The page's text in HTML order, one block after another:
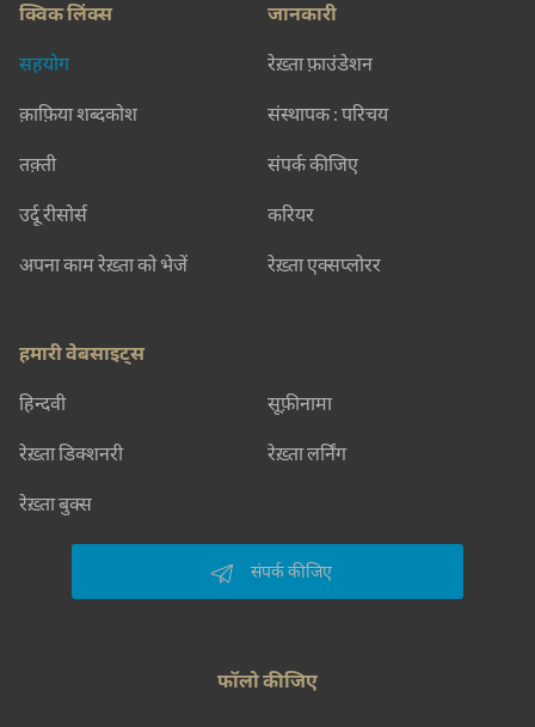
क्विक लिंक्स
सहयोग
क़ाफ़िया शब्दकोश
तक़्ती
उर्दू रीसोर्स
अपना काम रेख़्ता को भेजें
जानकारी
रेख़्ता फ़ाउंडेशन
संस्थापक : परिचय
संपर्क कीजिए
करियर
रेख़्ता एक्सप्लोरर
हमारी वेबसाइट्स
हिन्दवी सूफ़ीनामा
रेख़्ता डिक्शनरी रेख़्ता लर्निंग
रेख़्ता बुक्स
संपर्क कीजिए
फॉलो कीजिए